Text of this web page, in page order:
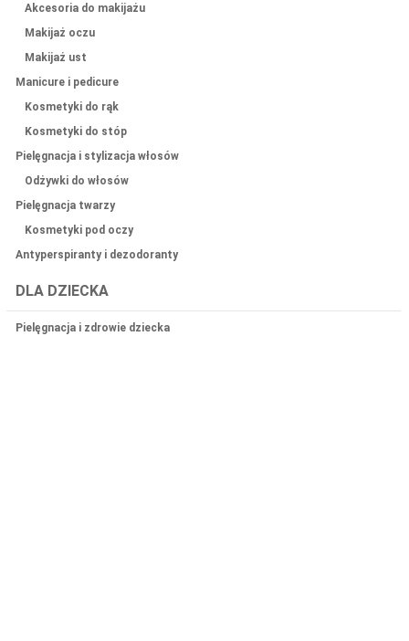
Akcesoria do makijażu
Makijaż oczu
Makijaż ust
Manicure i pedicure
Kosmetyki do rąk
Kosmetyki do stóp
Pielęgnacja i stylizacja włosów
Odżywki do włosów
Pielęgnacja twarzy
Kosmetyki pod oczy
Antyperspiranty i dezodoranty
DLA DZIECKA
Pielęgnacja i zdrowie dziecka